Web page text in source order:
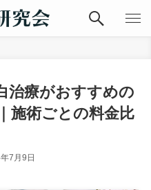
治療がおすすめの
施術ごとの料金比
7月9日